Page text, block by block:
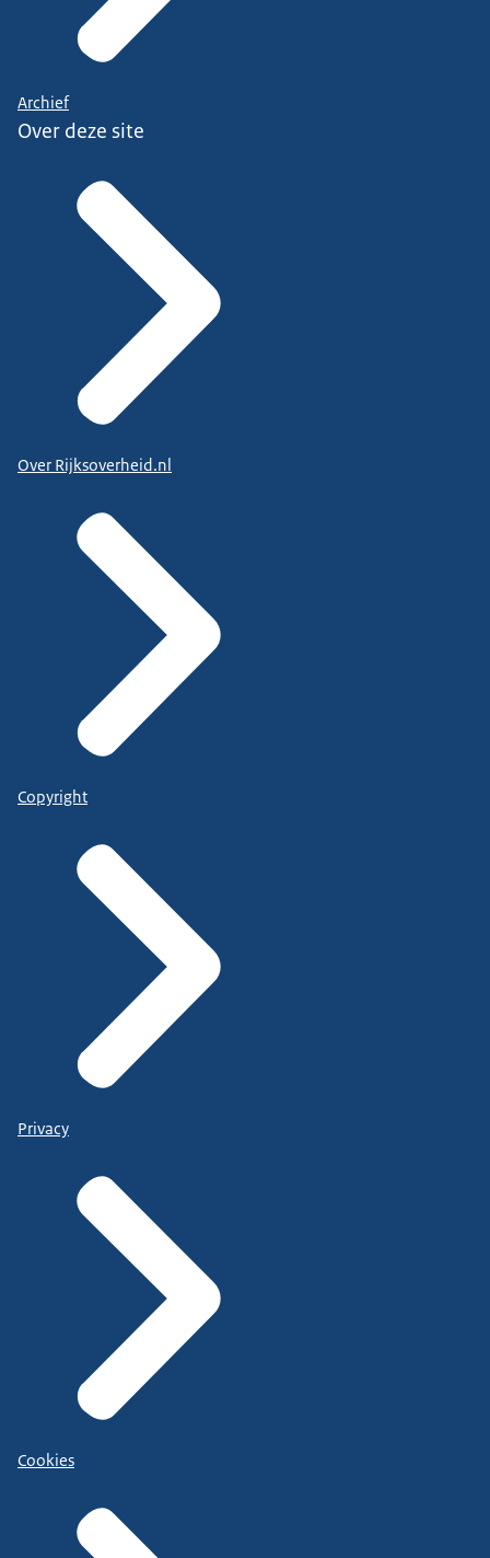
Archief
Over deze site
Over Rijksoverheid.nl
Copyright
Privacy
Cookies